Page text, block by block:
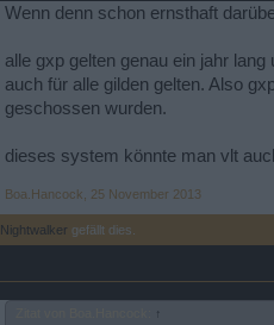
Wenn denn schon ernsthaft
alle gxp gelten genau ein jahr
auch für alle gilden gelten. Also
geschossen wurden.
dieses system könnte man vlt
Boa.Hancock 25 November 2013
Nightwalker gefällt dies.
↑